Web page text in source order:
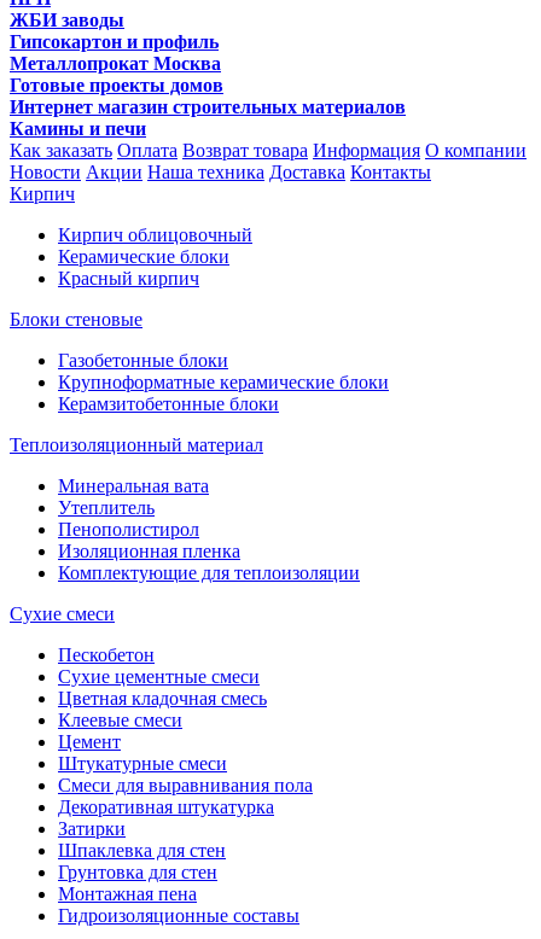
ЖБИ заводы
Гипсокартон и профиль
Металлопрокат Москва
Готовые проекты домов
Интернет магазин строительных материалов
Камины и печи
Как заказать Оплата Возврат товара Информация О компании
Новости Акции Наша техника Доставка Контакты
Кирпич
Кирпич облицовочный
Керамические блоки
Красный кирпич
Блоки стеновые
Газобетонные блоки
Крупноформатные керамические блоки
Керамзитобетонные блоки
Теплоизоляционный материал
Минеральная вата
Утеплитель
Пенополистирол
Изоляционная пленка
Комплектующие для теплоизоляции
Сухие смеси
Пескобетон
Сухие цементные смеси
Цветная кладочная смесь
Клеевые смеси
Цемент
Штукатурные смеси
Смеси для выравнивания пола
Декоративная штукатурка
Затирки
Шпаклевка для стен
Грунтовка для стен
Монтажная пена
Гидроизоляционные составы